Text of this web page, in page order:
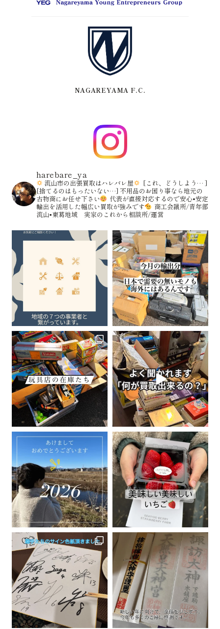
NAGAREYAMA F.C.
harebare_ya
流山市の出張買取はハレバレ屋
[これ、どうしよう… ]
[捨てるのはもったいない…] 不用品のお困り事なら地元の
古物商にお任せ下さい
代表が直接対応するので安心•安定
輸出を活用した幅広い買取が強みです
商工会議所/青年部
流山•東葛地域 実家のこれから相談所/運営